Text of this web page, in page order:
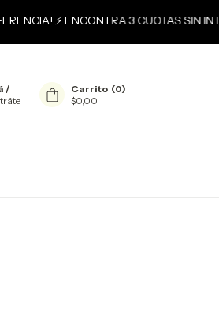
⚡ ENCONTRA 3 CUOTAS SIN
/
Carrito (0)
$0,00